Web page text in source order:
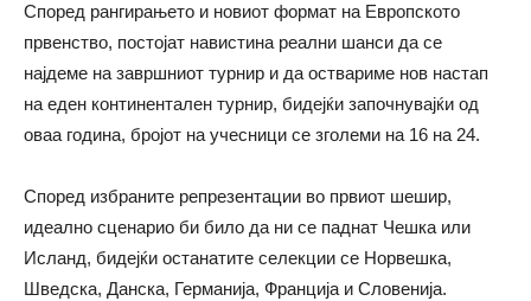
Според рангирањето и новиот формат на Европското
првенство, постојат навистина реални шанси да се
најдеме на завршниот турнир и да оствариме нов настап
на еден континентален турнир, бидејќи започнувајќи од
оваа година, бројот на учесници се зголеми на 16 на 24.
Според избраните репрезентации во првиот шешир,
идеално сценарио би било да ни се паднат Чешка или
Исланд, бидејќи останатите селекции се Норвешка,
Шведска, Данска, Германија, Франција и Словенија.